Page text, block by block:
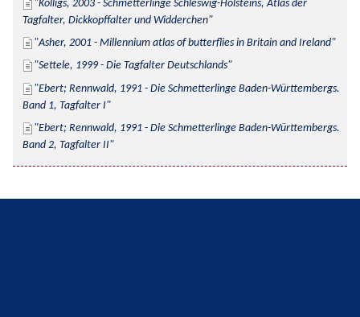
Kolligs, 2003 - Schmetterlinge Schleswig-Holsteins, Atlas der
Tagfalter, Dickkopffalter und Widderchen
Asher, 2001 - Millennium atlas of butterflies in Britain and Ireland
Settele, 1999 - Die Tagfalter Deutschlands
Ebert; Rennwald, 1991 - Die Schmetterlinge Baden-Württembergs.
Band 1, Tagfalter I
Ebert; Rennwald, 1991 - Die Schmetterlinge Baden-Württembergs.
Band 2, Tagfalter II